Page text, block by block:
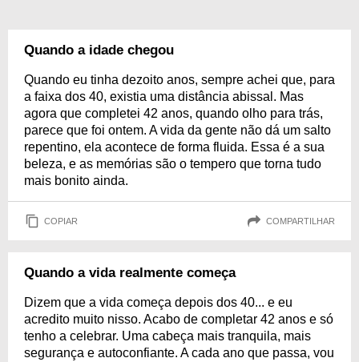
Quando a idade chegou
Quando eu tinha dezoito anos, sempre achei que, para
a faixa dos 40, existia uma distância abissal. Mas
agora que completei 42 anos, quando olho para trás,
parece que foi ontem. A vida da gente não dá um salto
repentino, ela acontece de forma fluida. Essa é a sua
beleza, e as memórias são o tempero que torna tudo
mais bonito ainda.
COPIAR COMPARTILHAR
Quando a vida realmente começa
Dizem que a vida começa depois dos 40... e eu
acredito muito nisso. Acabo de completar 42 anos e só
tenho a celebrar. Uma cabeça mais tranquila, mais
segurança e autoconfiante. A cada ano que passa, vou